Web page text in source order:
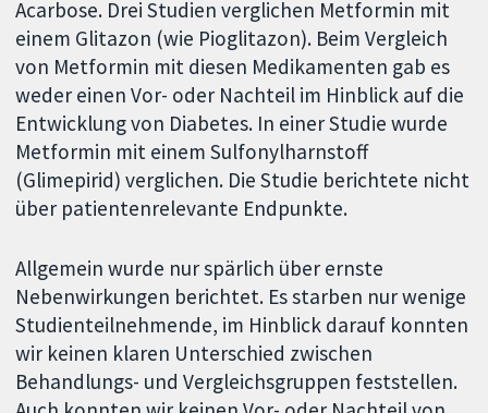
Acarbose. Drei Studien verglichen Metformin mit
einem Glitazon (wie Pioglitazon). Beim Vergleich
von Metformin mit diesen Medikamenten gab es
weder einen Vor- oder Nachteil im Hinblick auf die
Entwicklung von Diabetes. In einer Studie wurde
Metformin mit einem Sulfonylharnstoff
(Glimepirid) verglichen. Die Studie berichtete nicht
über patientenrelevante Endpunkte.
Allgemein wurde nur spärlich über ernste
Nebenwirkungen berichtet. Es starben nur wenige
Studienteilnehmende, im Hinblick darauf konnten
wir keinen klaren Unterschied zwischen
Behandlungs- und Vergleichsgruppen feststellen.